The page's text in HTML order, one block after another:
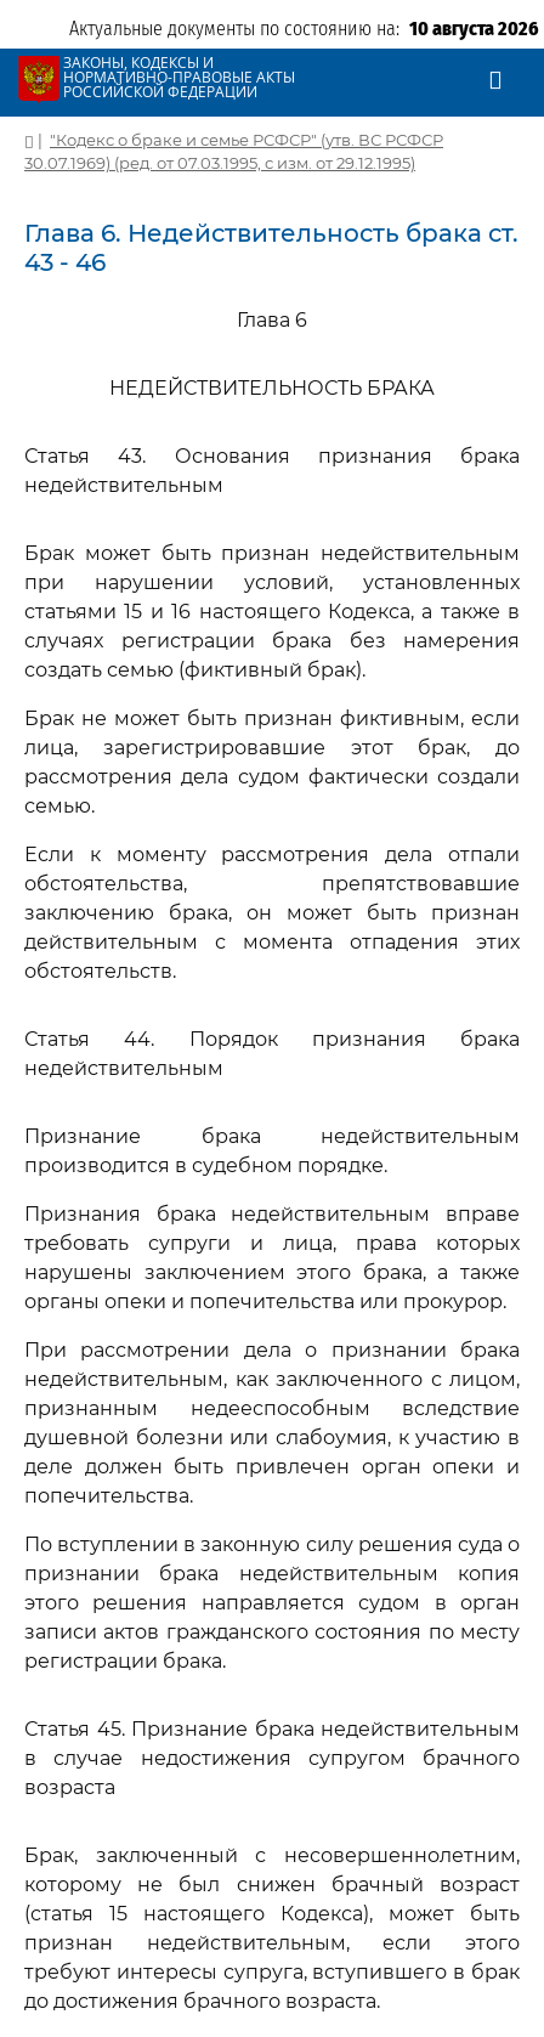
Актуальные документы по состоянию на: 10 августа 2026
ЗАКОНЫ, КОДЕКСЫ И
НОРМАТИВНО-ПРАВОВЫЕ АКТЫ
РОССИЙСКОЙ ФЕДЕРАЦИИ
| "Кодекс о браке и семье РСФСР" (утв. ВС РСФСР
30.07.1969) (ред. от 07.03.1995, с изм. от 29.12.1995)
Глава 6. Недействительность брака ст.
43 - 46
Глава 6
НЕДЕЙСТВИТЕЛЬНОСТЬ БРАКА
Статья 43. Основания признания брака
недействительным
Брак может быть признан недействительным
при нарушении условий, установленных
статьями 15 и 16 настоящего Кодекса, а также в
случаях регистрации брака без намерения
создать семью (фиктивный брак).
Брак не может быть признан фиктивным, если
лица, зарегистрировавшие этот брак, до
рассмотрения дела судом фактически создали
семью.
Если к моменту рассмотрения дела отпали
обстоятельства, препятствовавшие
заключению брака, он может быть признан
действительным с момента отпадения этих
обстоятельств.
Статья 44. Порядок признания брака
недействительным
Признание брака недействительным
производится в судебном порядке.
Признания брака недействительным вправе
требовать супруги и лица, права которых
нарушены заключением этого брака, а также
органы опеки и попечительства или прокурор.
При рассмотрении дела о признании брака
недействительным, как заключенного с лицом,
признанным недееспособным вследствие
душевной болезни или слабоумия, к участию в
деле должен быть привлечен орган опеки и
попечительства.
По вступлении в законную силу решения суда о
признании брака недействительным копия
этого решения направляется судом в орган
записи актов гражданского состояния по месту
регистрации брака.
Статья 45. Признание брака недействительным
в случае недостижения супругом брачного
возраста
Брак, заключенный с несовершеннолетним,
которому не был снижен брачный возраст
(статья 15 настоящего Кодекса), может быть
признан недействительным, если этого
требуют интересы супруга, вступившего в брак
до достижения брачного возраста.